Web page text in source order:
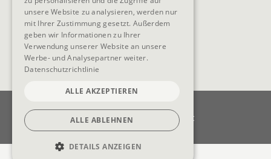
SOCIAL MEDIA
Impressum
Datenschutz
Datenschutzeinstellungen
Barrierefreiheit
Cookie-Einstellungen
unsere Website zu analysieren, werden nur
mit Ihrer Zustimmung gesetzt. Außerdem
geben wir Informationen zu Ihrer
Verwendung unserer Website an unsere
Werbe- und Analysepartner weiter.
Datenschutzrichtlinie
ALLE AKZEPTIEREN
ALLE ABLEHNEN
DETAILS ANZEIGEN